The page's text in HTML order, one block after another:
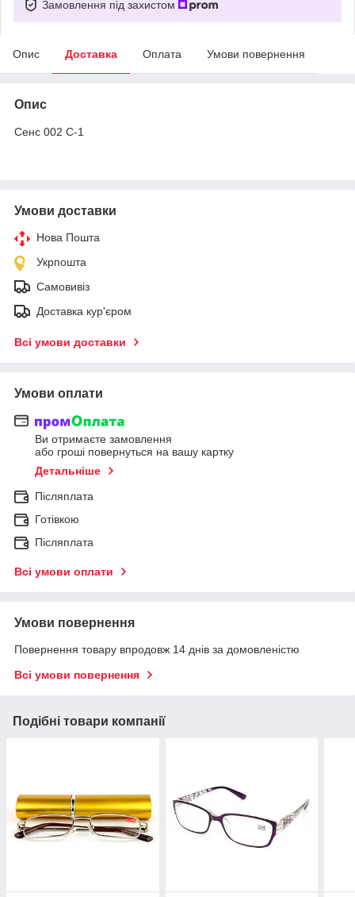
Замовлення під захистом
Опис Доставка Оплата Умови повернення
Опис
Сенс 002 С-1
Умови доставки
Нова Пошта
Укрпошта
Самовивіз
Доставка кур'єром
Всі умови доставки
Умови оплати
Ви отримаєте замовлення
або гроші повернуться на вашу картку
Детальніше
Післяплата
Готівкою
Післяплата
Всі умови оплати
Умови повернення
Повернення товару впродовж 14 днів за домовленістю
Всі умови повернення
Подібні товари компанії